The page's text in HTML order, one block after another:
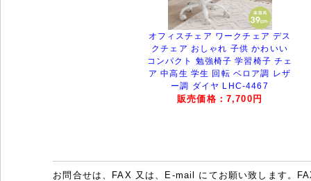
オフィスチェア ワークチェア デス
クチェア おしゃれ 子供 かわいい
コンパクト 勉強椅子 学習椅子 チェ
ア 中高生 学生 回転 ベロア調 レザ
ー調 ダイヤ LHC-4467
販売価格：7,700円
お問合せは、FAX 又は、E-mail にてお願い致します。